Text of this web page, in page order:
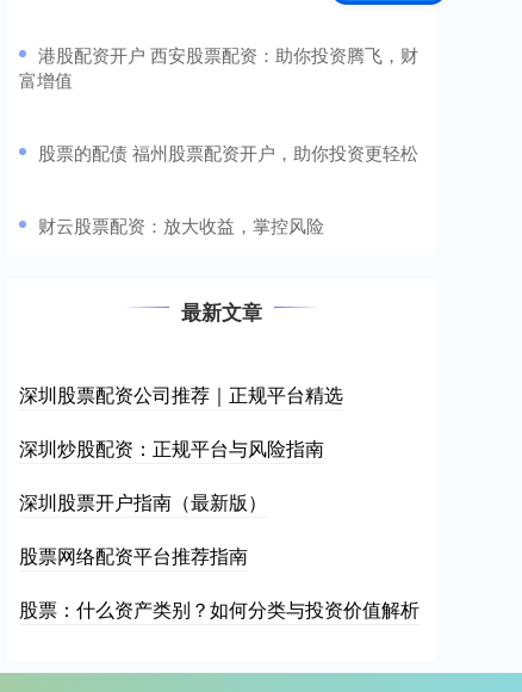
​港股配资开户 西安股票配资：助你投资腾飞，财
富增值
​股票的配债 福州股票配资开户，助你投资更轻松
​财云股票配资：放大收益，掌控风险
最新文章
深圳股票配资公司推荐｜正规平台精选
深圳炒股配资：正规平台与风险指南
深圳股票开户指南（最新版）
股票网络配资平台推荐指南
股票：什么资产类别？如何分类与投资价值解析